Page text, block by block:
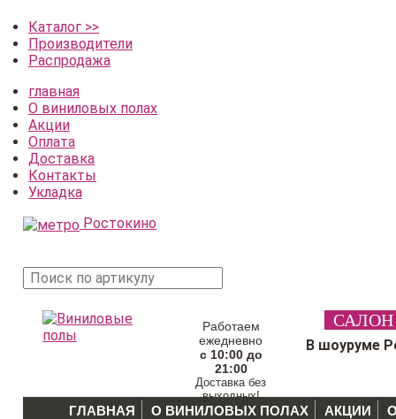
Каталог >>
Производители
Распродажа
главная
О виниловых полах
Акции
Оплата
Доставка
Контакты
Укладка
Ростокино
Работаем
ежедневно
с 10:00 до
21:00
Доставка без
выходных!
В шоуруме
ГЛАВНАЯ О ВИНИЛОВЫХ ПОЛАХ АКЦИИ